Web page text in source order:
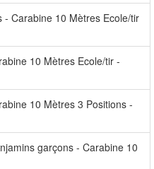
- Carabine 10 Mètres Ecole/tir
10 Mètres Ecole/tir -
10 Mètres 3 Positions -
garçons - Carabine 10